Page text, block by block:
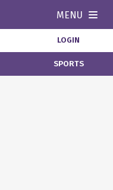
MENU
LOGIN
SPORTS